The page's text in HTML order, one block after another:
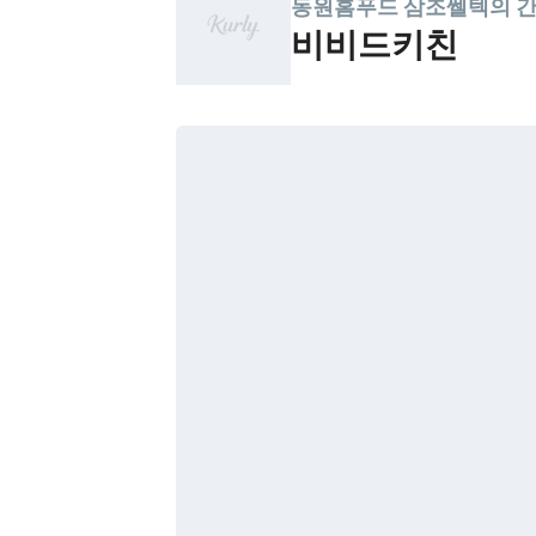
동원홈푸드 삼조쎌텍의
비비드키친